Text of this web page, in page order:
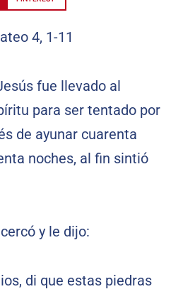
fue llevado al
para ser tentado por
de ayunar cuarenta
noches, al fin sintió
y le dijo:
di que estas piedras